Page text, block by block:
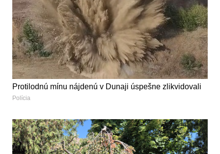
Protilodnú mínu nájdenú v Dunaji úspešne zlikvidovali
Polícia